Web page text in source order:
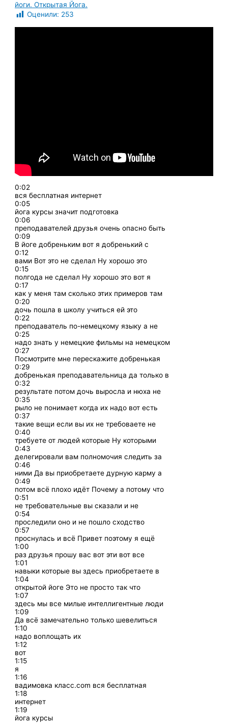
йоги. Открытая Йога.
Оценили: 253
0:02
вся бесплатная интернет
0:05
йога курсы значит подготовка
0:06
преподавателей друзья очень опасно быть
0:09
В йоге добреньким вот я добренький с
0:12
вами Вот это не сделал Ну хорошо это
0:15
полгода не сделал Ну хорошо это вот я
0:17
как у меня там сколько этих примеров там
0:20
дочь пошла в школу учиться ей это
0:22
преподаватель по-немецкому языку а не
0:25
надо знать у немецкие фильмы на немецком
0:27
Посмотрите мне перескажите добренькая
0:29
добренькая преподавательница да только в
0:32
результате потом дочь выросла и нюха не
0:35
рыло не понимает когда их надо вот есть
0:37
такие вещи если вы их не требоваете не
0:40
требуете от людей которые Ну которыми
0:43
делегировали вам полномочия следить за
0:46
ними Да вы приобретаете дурную карму а
0:49
потом всё плохо идёт Почему а потому что
0:51
не требовательные вы сказали и не
0:54
проследили оно и не пошло сходство
0:57
проснулась и всё Привет поэтому я ещё
1:00
раз друзья прошу вас вот эти вот все
1:01
навыки которые вы здесь приобретаете в
1:04
открытой йоге Это не просто так что
1:07
здесь мы все милые интеллигентные люди
1:09
Да всё замечательно только шевелиться
1:10
надо воплощать их
1:12
вот
1:15
я
1:16
вадимовка класс.com вся бесплатная
1:18
интернет
1:19
йога курсы